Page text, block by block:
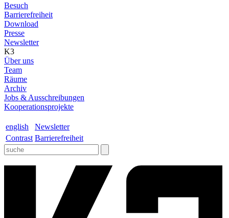
Besuch
Barrierefreiheit
Download
Presse
Newsletter
K3
Über uns
Team
Räume
Archiv
Jobs & Ausschreibungen
Kooperationsprojekte
english
Newsletter
Contrast Barrierefreiheit